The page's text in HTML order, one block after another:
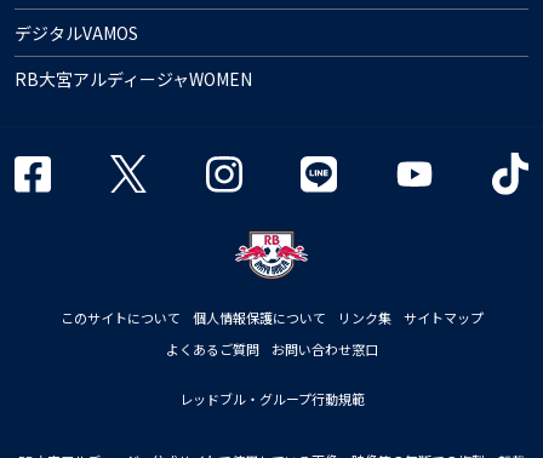
デジタルVAMOS
RB大宮アルディージャWOMEN
このサイトについて 個人情報保護について リンク集
サイトマップ
よくあるご質問
お問い合わせ窓口
レッドブル・グループ行動規範